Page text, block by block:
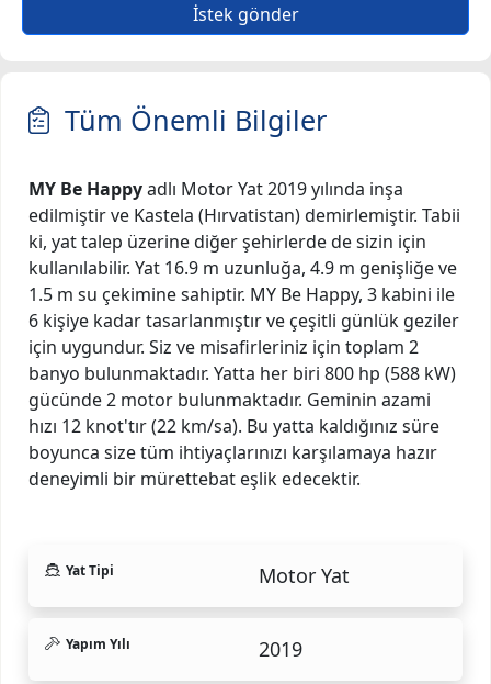
İstek gönder
Tüm Önemli Bilgiler
MY Be Happyadlı Motor Yat 2019 yılında inşa
edilmiştir ve Kastela (Hırvatistan) demirlemiştir. Tabii
ki, yat talep üzerine diğer şehirlerde de sizin için
kullanılabilir. Yat 16.9 m uzunluğa, 4.9 m genişliğe ve
1.5 m su çekimine sahiptir. MY Be Happy, 3 kabini ile
6 kişiye kadar tasarlanmıştır ve çeşitli günlük geziler
için uygundur. Siz ve misafirleriniz için toplam 2
banyo bulunmaktadır. Yatta her biri 800 hp (588 kW)
gücünde 2 motor bulunmaktadır. Geminin azami
hızı 12 knot'tır (22 km/sa). Bu yatta kaldığınız süre
boyunca size tüm ihtiyaçlarınızı karşılamaya hazır
deneyimli bir mürettebat eşlik edecektir.
Yat Tipi Motor Yat
Yapım Yılı 2019